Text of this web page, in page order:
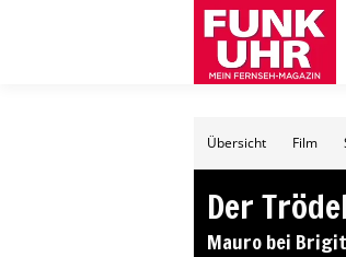
Übersicht Film
Der
Mauro bei